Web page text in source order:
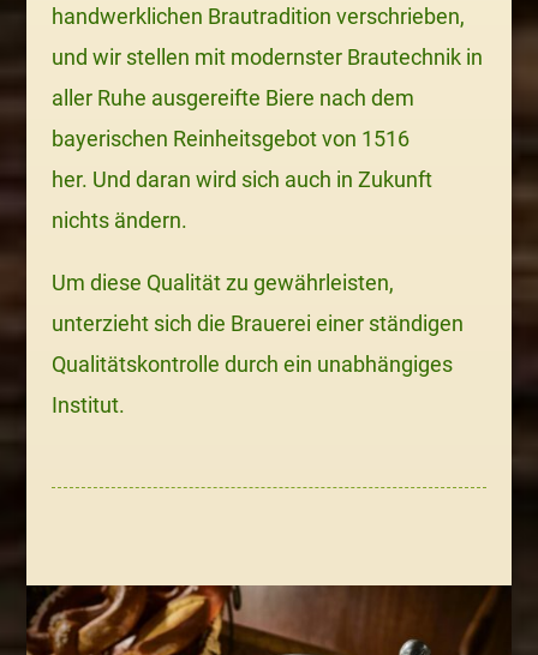
handwerklichen Brautradition verschrieben,
und wir stellen mit modernster Brautechnik in
aller Ruhe ausgereifte Biere nach dem
bayerischen Reinheitsgebot von 1516
her. Und daran wird sich auch in Zukunft
nichts ändern.
Um diese Qualität zu gewährleisten,
unterzieht sich die Brauerei einer ständigen
Qualitätskontrolle durch ein unabhängiges
Institut.